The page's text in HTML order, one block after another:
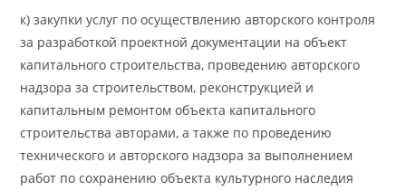
к) закупки услуг по осуществлению авторского контроля
за разработкой проектной документации на объект
капитального строительства, проведению авторского
надзора за строительством, реконструкцией и
капитальным ремонтом объекта капитального
строительства авторами, а также по проведению
технического и авторского надзора за выполнением
работ по сохранению объекта культурного наследия